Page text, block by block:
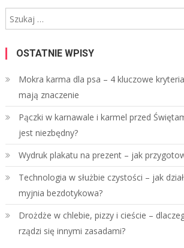
OSTATNIE WPISY
Mokra karma dla psa – 4 kluczowe
mają znaczenie
Pączki w karnawale i karmel przed
jest niezbędny?
Wydruk plakatu na prezent – jak
Technologia w służbie czystości – jak
myjnia bezdotykowa?
Drożdże w chlebie, pizzy i cieście –
rządzi się innymi zasadami?